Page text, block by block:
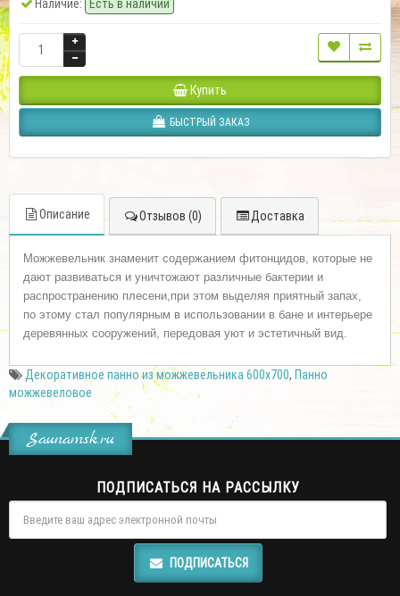
Наличие: Есть в наличии
Купить
БЫСТРЫЙ ЗАКАЗ
Описание Отзывов (0) Доставка
Можжевельник знаменит содержанием фитонцидов, которые не
дают развиваться и уничтожают различные бактерии и
распространению плесени,при этом выделяя приятный запах,
по этому стал популярным в использовании в бане и интерьере
деревянных сооружений, передовая уют и эстетичный вид.
Декоративное панно из можжевельника 600х700, Панно
можжевеловое
Saunamsk.ru
ПОДПИСАТЬСЯ НА РАССЫЛКУ
ПОДПИСАТЬСЯ